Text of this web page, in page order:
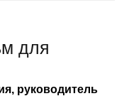
для
руководитель